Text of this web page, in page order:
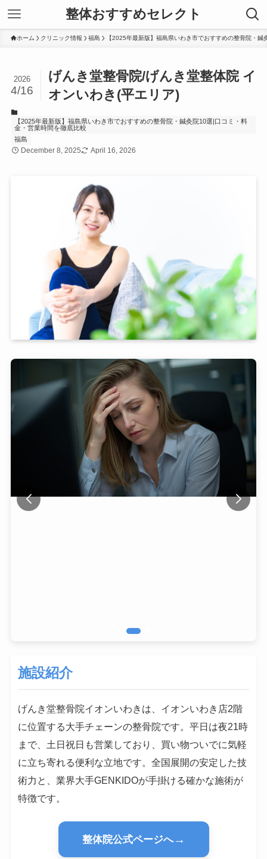
整体おすすめセレクト
ホーム クリニック情報 福島 【2025年最新版】福島県いわき市でおすすめの整骨院・
げんき堂整骨院/げんき堂整体院 イ
オンいわき(平エリア)
2026
4/16
【2025年最新版】福島県いわき市でおすすめの整骨院・鍼灸院10選|口コミ・料
金・営業時間を徹底比較
福島
December 8, 2025 April 16, 2026
施設紹介
げんき堂整骨院イオンいわきは、イオンいわき店2階
に位置する大手チェーンの整骨院です。平日は夜21時
まで、土日祝日も営業しており、買い物ついでに気軽
に立ち寄れる便利な立地です。全国展開の安定した技
術力と、業界大手GENKIDOが手掛ける確かな施術が
特徴です。
整体院公式ページへ→